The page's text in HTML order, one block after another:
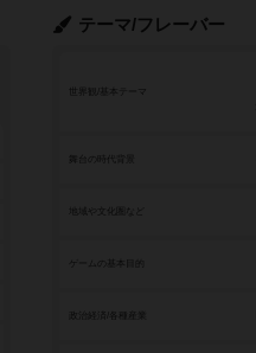
テーマ/フレーバー
世界観/基本テーマ
舞台の時代背景
地域や文化圏など
ゲームの基本目的
政治経済/各種産業